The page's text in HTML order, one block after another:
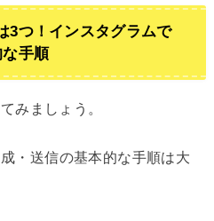
3つ！インスタグラムで
手順
みましょう。
・送信の基本的な手順は大